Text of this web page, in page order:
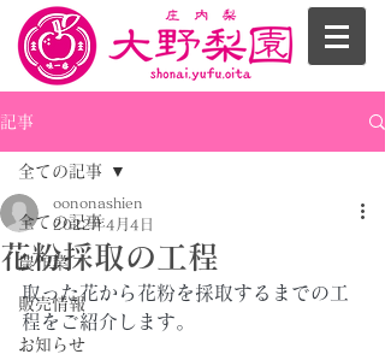
記事
全ての記事
農作業
販売情報
お知らせ
全ての記事
花粉採取の工程
oononashien
2022年4月4日
取った花から花粉を採取するまでの工
程をご紹介します。